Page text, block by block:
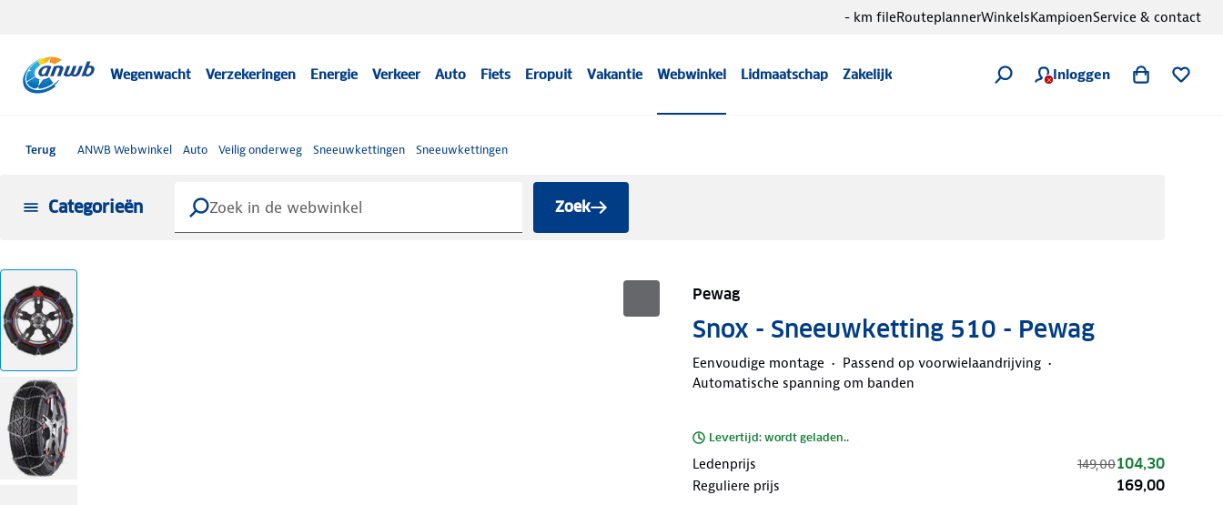
Wegenwacht Verzekeringen Energie Verkeer Auto Fiets Eropuit Vakantie Webwinkel Lidmaatschap Zakelijk Inloggen
- km fileRouteplannerWinkelsKampioenService & contact
Terug ANWB Webwinkel Auto Veilig onderweg Sneeuwkettingen Sneeuwkettingen
Categorieën Zoek
Pewag
Snox - Sneeuwketting 510 - Pewag
Eenvoudige montage
Passend op voorwielaandrijving
Automatische spanning om banden
Levertijd: wordt geladen..
Ledenprijs 149,00104,30
Reguliere prijs 169,00